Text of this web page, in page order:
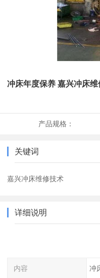
冲床年度保养 嘉兴冲床
产品规格：
关键词
嘉兴冲床维修技术
详细说明
内容 冲